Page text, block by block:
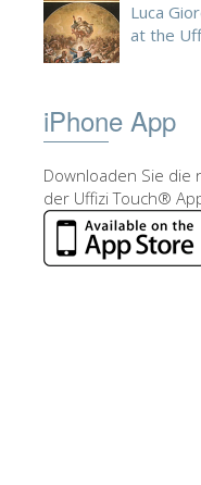
Luca
at the
iPhone App
Downloaden Sie die
der Uffizi Touch®